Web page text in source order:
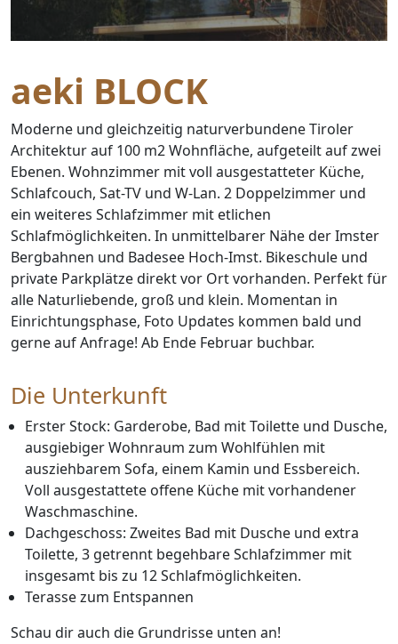
aeki BLOCK
Moderne und gleichzeitig naturverbundene Tiroler
Architektur auf 100 m2 Wohnfläche, aufgeteilt auf zwei
Ebenen. Wohnzimmer mit voll ausgestatteter Küche,
Schlafcouch, Sat-TV und W-Lan. 2 Doppelzimmer und
ein weiteres Schlafzimmer mit etlichen
Schlafmöglichkeiten. In unmittelbarer Nähe der Imster
Bergbahnen und Badesee Hoch-Imst. Bikeschule und
private Parkplätze direkt vor Ort vorhanden. Perfekt für
alle Naturliebende, groß und klein. Momentan in
Einrichtungsphase, Foto Updates kommen bald und
gerne auf Anfrage! Ab Ende Februar buchbar.
Die Unterkunft
Erster Stock: Garderobe, Bad mit Toilette und Dusche,
ausgiebiger Wohnraum zum Wohlfühlen mit
ausziehbarem Sofa, einem Kamin und Essbereich.
Voll ausgestattete offene Küche mit vorhandener
Waschmaschine.
Dachgeschoss: Zweites Bad mit Dusche und extra
Toilette, 3 getrennt begehbare Schlafzimmer mit
insgesamt bis zu 12 Schlafmöglichkeiten.
Terasse zum Entspannen
Schau dir auch die Grundrisse unten an!